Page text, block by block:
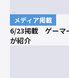
メディア掲載
6/23掲載 ゲーマ
が紹介